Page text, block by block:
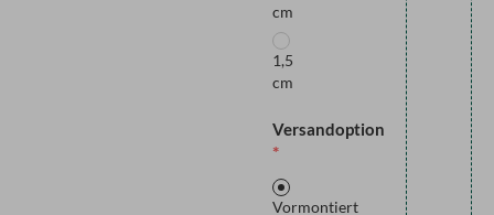
cm
1,5
cm
Versandoption
Vormontiert